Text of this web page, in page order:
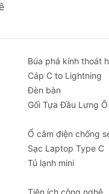
Búa phá kính thoát
Cáp C to Lightning
Đèn bàn
Gối Tựa Đầu Lưng
Ổ cắm điện chống
Sạc Laptop Type C
Tủ lạnh mini
Tiện ích công nghệ